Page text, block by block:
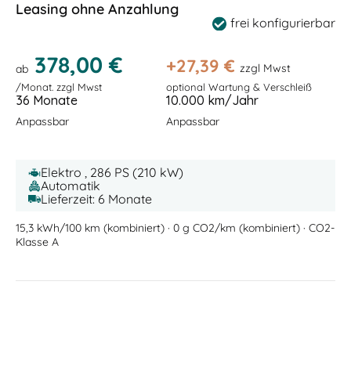
Leasing ohne Anzahlung
frei konfigurierbar
ab 378,00 €
/Monat. zzgl Mwst
+27,39 € zzgl Mwst
optional Wartung & Verschleiß
36 Monate
Anpassbar
10.000 km/Jahr
Anpassbar
Elektro , 286 PS (210 kW)
Automatik
Lieferzeit: 6 Monate
15,3 kWh/100 km (kombiniert) · 0 g CO2/km (kombiniert) · CO2-
Klasse A